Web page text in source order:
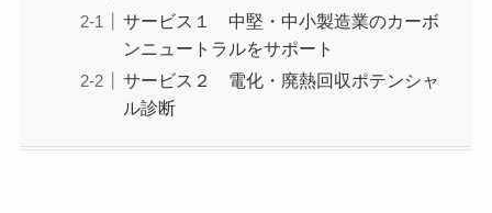
サービス１ 中堅・中小製造業のカーボ
ンニュートラルをサポート
サービス２ 電化・廃熱回収ポテンシャ
ル診断